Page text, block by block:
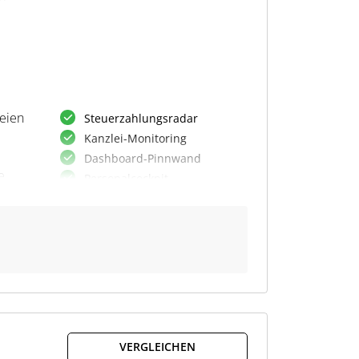
Sie
Steuerzahlungsradar
Kanzlei-Monitoring
Dashboard-Pinnwand
Kalenderfunktionen
VERGLEICHEN